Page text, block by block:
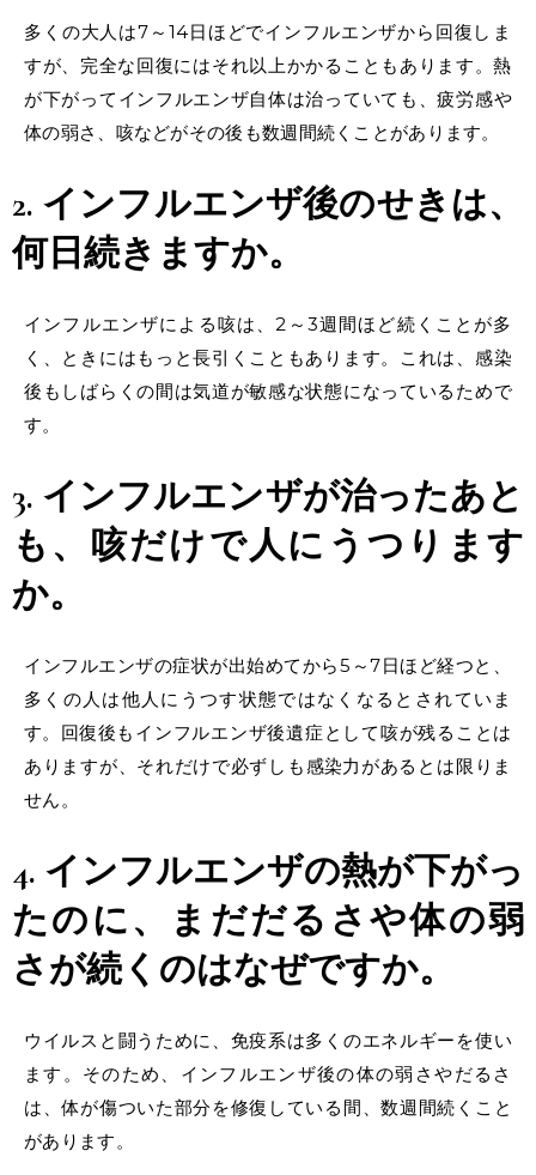
多くの大人は7～14日ほどでインフルエンザから 回復 しま
すが、 完全な回復にはそれ以上かかることもあります。熱
が下がってインフルエンザ自体は治っていても、疲労感や
体の弱さ、咳などがその後も数週間続くことがあります。
2. インフルエンザ後のせき は、
何日続きますか。
インフルエンザによる咳は、2～3週間ほど続くことが多
く、ときにはもっと長引くこともあります。これは、感染
後もしばらくの間は気道が敏感な状態になっているためで
す。
3. インフルエンザが治ったあと
も、 咳だけで人に うつります
か。
インフルエンザの症状が出始めてから5～7日ほど経つと、
多くの人は他人にうつす状態ではなくなるとされていま
す。 回復後もインフルエンザ後遺症として咳が残ることは
ありますが、それだけで必ずしも感染力があるとは限りま
せん。
4. インフルエンザの熱が下がっ
たのに、まだだるさや体の弱
さが続くのはなぜですか。
ウイルスと闘うために、免疫系は多くのエネルギーを使い
ます。そのため、インフルエンザ後の体の弱さやだるさ
は、体が傷ついた部分を修復している間、数週間続くこと
があります。